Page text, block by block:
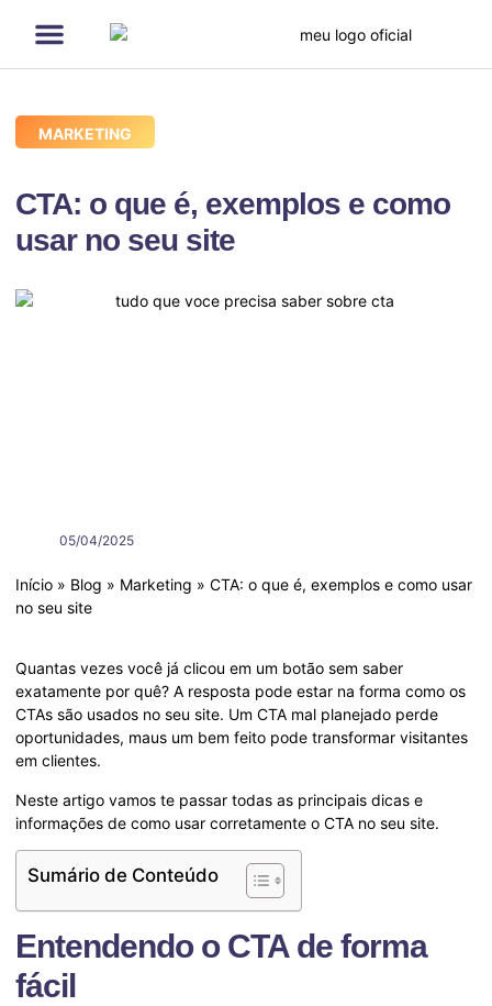
MARKETING
CTA: o que é, exemplos e como
usar no seu site
05/04/2025
Início » Blog » Marketing » CTA: o que é, exemplos e como usar
no seu site
Quantas vezes você já clicou em um botão sem saber
exatamente por quê? A resposta pode estar na forma como os
CTAs são usados no seu site. Um CTA mal planejado perde
oportunidades, maus um bem feito pode transformar visitantes
em clientes.
Neste artigo vamos te passar todas as principais dicas e
informações de como usar corretamente o CTA no seu site.
Sumário de Conteúdo
Entendendo o CTA de forma
fácil